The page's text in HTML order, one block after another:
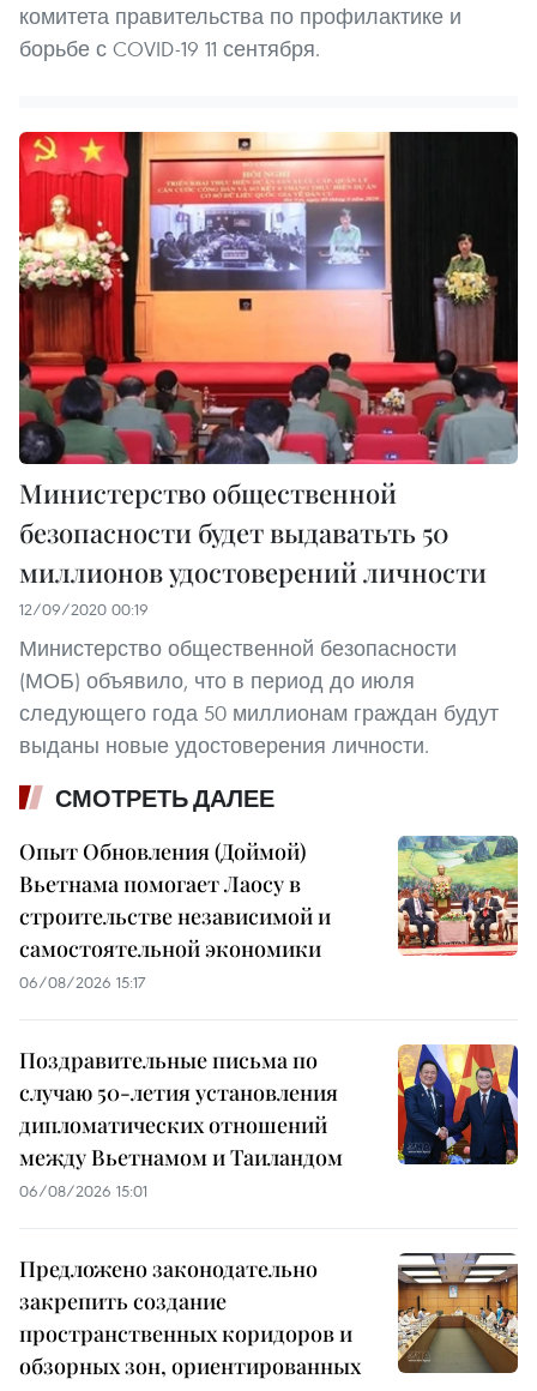
комитета правительства по профилактике и
борьбе с COVID-19 11 сентября.
Министерство общественной
безопасности будет выдаватьть 50
миллионов удостоверений личности
12/09/2020 00:19
Министерство общественной безопасности
(МОБ) объявило, что в период до июля
следующего года 50 миллионам граждан будут
выданы новые удостоверения личности.
СМОТРЕТЬ ДАЛЕЕ
Опыт Обновления (Доймой)
Вьетнама помогает Лаосу в
строительстве независимой и
самостоятельной экономики
06/08/2026 15:17
Поздравительные письма по
случаю 50-летия установления
дипломатических отношений
между Вьетнамом и Таиландом
06/08/2026 15:01
Предложено законодательно
закрепить создание
пространственных коридоров и
обзорных зон, ориентированных